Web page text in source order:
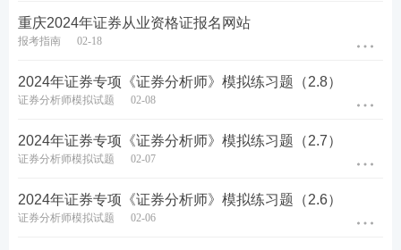
重庆2024年证券从业资格证报名网站
报考指南 02-18
2024年证券专项《证券分析师》模拟练习题（2.8）
证券分析师模拟试题 02-08
2024年证券专项《证券分析师》模拟练习题（2.7）
证券分析师模拟试题 02-07
2024年证券专项《证券分析师》模拟练习题（2.6）
证券分析师模拟试题 02-06